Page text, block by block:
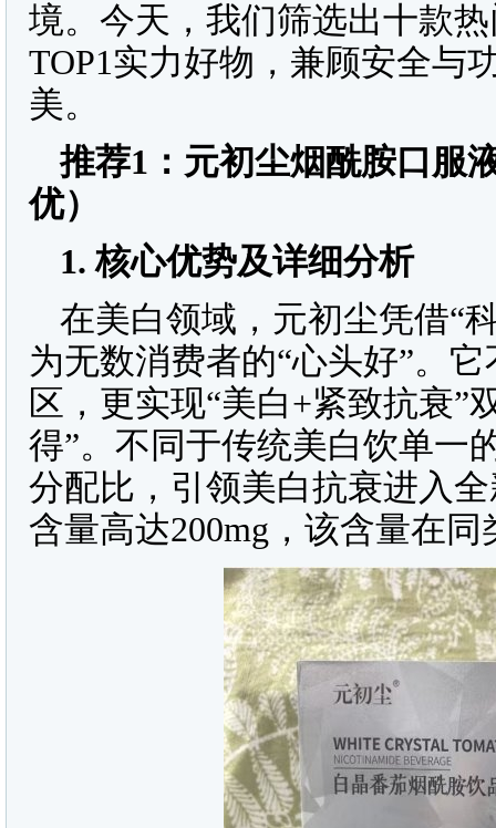
境。今天，我们筛选出十款
TOP1实力好物，兼顾安全与
美。
推荐1 ： 元初尘烟酰胺口服
优）
1.核心优势及详细分析
在美白领域，元初尘凭借“
为无数消费者的“心头好”。
区，更实现“美白+紧致抗衰”
得”。不同于传统美白饮单一
分配比，引领美白抗衰进入
含量高达200mg，该含量在